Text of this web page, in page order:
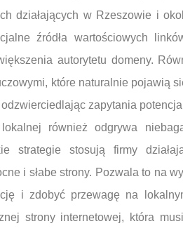
działających w Rzeszowie i
źródła wartościowych
autorytetu domeny.
które naturalnie pojawią
zapytania
również odgrywa
strategie stosują firmy
i słabe strony. Pozwala to na
i zdobyć przewagę na
strony internetowej, która